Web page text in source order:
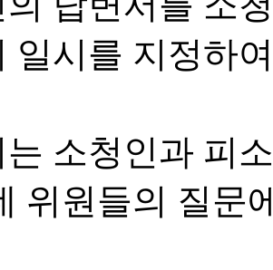
일시를 지정하
소청인과 피
위원들의 질문